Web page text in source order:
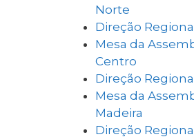
Norte
Direção
Mesa da
Centro
Direção
Mesa da
Madeira
Direção